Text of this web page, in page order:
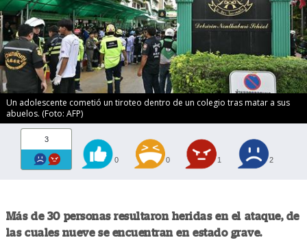
Un adolescente cometió un tiroteo dentro de un colegio tras matar a sus
abuelos. (Foto: AFP)
3
0 0 1 2
Más de 30 personas resultaron heridas en el ataque, de
las cuales nueve se encuentran en estado grave.